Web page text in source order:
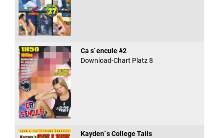
Ca s`encule #2
Download-Chart Platz 8
Kayden`s College Tails